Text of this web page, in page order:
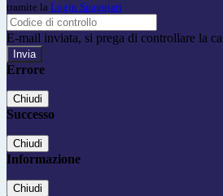
tramite la Login Spaggiari
E-mail inviata, si prega di controllare la
Errore
Chiudi
Successo
Chiudi
Informazione
Chiudi